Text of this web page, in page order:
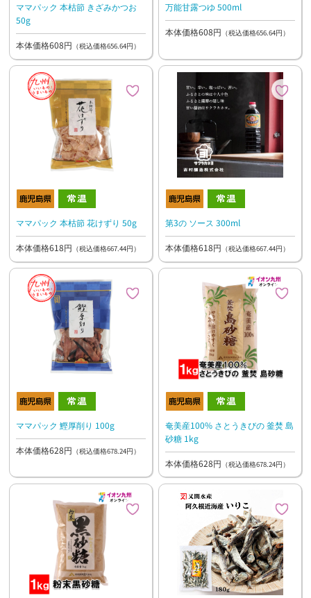
ママパック 本枯節 きざみかつお
50g
本体価格608円 （税込価格656.64円）
万能甘露つゆ 500ml
本体価格608円 （税込価格656.64円）
ママパック 本枯節 花けずり 50g
本体価格618円 （税込価格667.44円）
第3の ソース 300ml
本体価格618円 （税込価格667.44円）
ママパック 鰹厚削り 100g
本体価格628円 （税込価格678.24円）
奄美産100% さとうきびの 釜焚 島
砂糖 1kg
本体価格628円 （税込価格678.24円）